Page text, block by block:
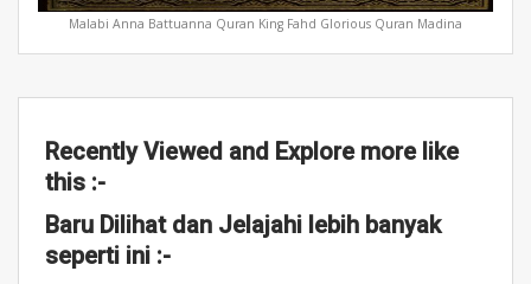
Malabi Anna Battuanna Quran King Fahd Glorious Quran Madina
Recently Viewed and Explore more like
this :-
Baru Dilihat dan Jelajahi lebih banyak
seperti ini :-